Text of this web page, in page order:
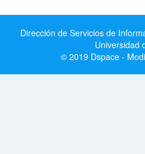
Dirección de Servicios de
Universidad
© 2019 Dspace -